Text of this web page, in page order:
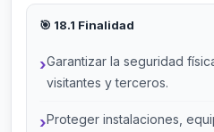
🎯 18.1 Finalidad
Garantizar la seguridad
visitantes y terceros.
Proteger instalaciones,